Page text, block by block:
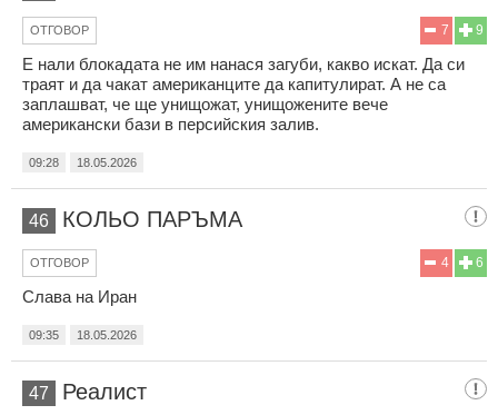
9
7
ОТГОВОР
Е нали блокадата не им нанася загуби, какво искат. Да си
траят и да чакат американците да капитулират. А не са
заплашват, че ще унищожат, унищожените вече
американски бази в персийския залив.
09:28 18.05.2026
46 КОЛЬО ПАРЪМА
6
4
ОТГОВОР
Слава на Иран
09:35 18.05.2026
47 Реалист